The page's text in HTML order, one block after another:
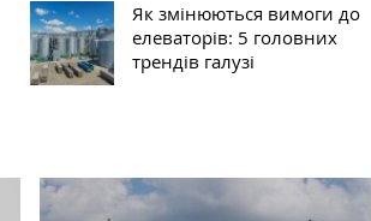
Як змінюються вимоги до
елеваторів: 5 головних
трендів галузі